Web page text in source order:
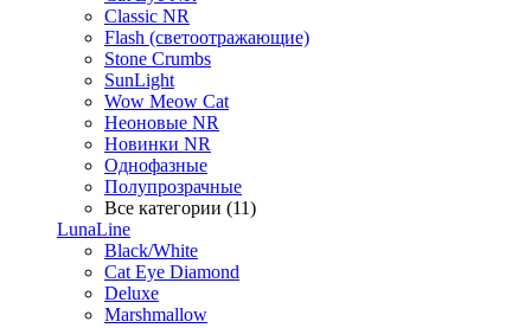
Classic NR
Flash (светоотражающие)
Stone Crumbs
SunLight
Wow Meow Cat
Неоновые NR
Новинки NR
Однофазные
Полупрозрачные
Все категории (11)
LunaLine
Black/White
Cat Eye Diamond
Deluxe
Marshmallow